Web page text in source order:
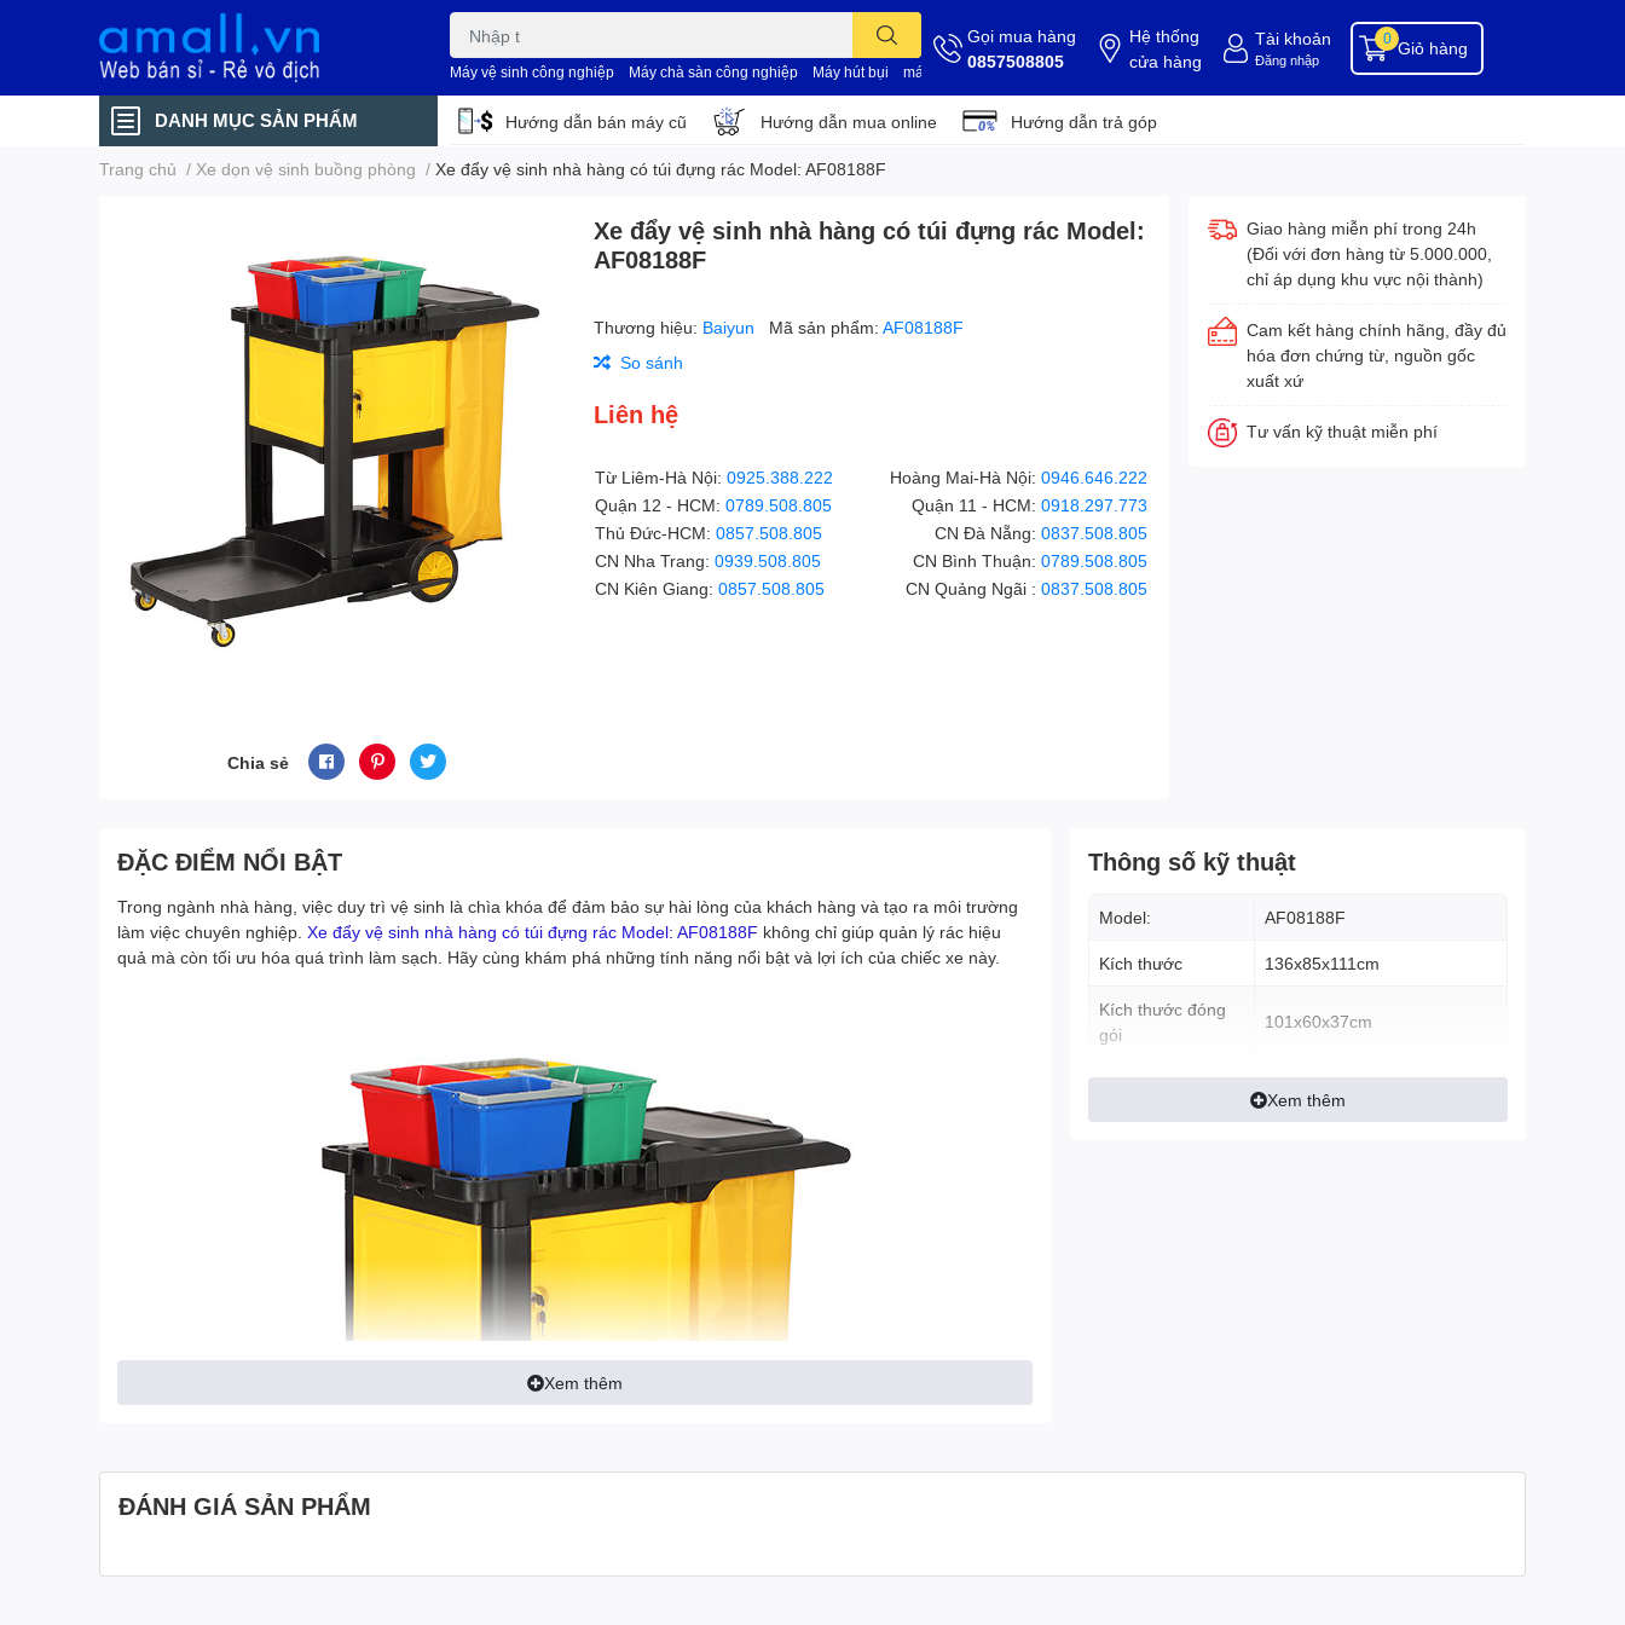
Máy vệ sinh công nghiệp Máy chà sàn công nghiệp Máy hút bụi máy vệ sinh nhà xưởng dụng cụ buồng phòng dụng cụ vệ sinh hóa chất tẩy rửa hóa chất vệ sinh
Gọi mua hàng
0857508805
Hệ thống
cửa hàng
Tài khoản
Đăng nhập
Giỏ hàng
0
DANH MỤC SẢN PHẨM Hướng dẫn bán máy cũ Hướng dẫn mua online Hướng dẫn trả góp
Trang chủ / Xe dọn vệ sinh buồng phòng / Xe đẩy vệ sinh nhà hàng có túi đựng rác Model: AF08188F
Chia sẻ
Xe đẩy vệ sinh nhà hàng có túi đựng rác Model:
AF08188F
Thương hiệu: Baiyun Mã sản phẩm:AF08188F
So sánh
Liên hệ
Từ Liêm-Hà Nội:0925.388.222 Hoàng Mai-Hà Nội:0946.646.222
Quận 12 - HCM:0789.508.805 Quận 11 - HCM:0918.297.773
Thủ Đức-HCM:0857.508.805 CN Đà Nẵng:0837.508.805
CN Nha Trang:0939.508.805 CN Bình Thuận:0789.508.805
CN Kiên Giang:0857.508.805 CN Quảng Ngãi :0837.508.805
Giao hàng miễn phí trong 24h
(Đối với đơn hàng từ 5.000.000,
chỉ áp dụng khu vực nội thành)
Cam kết hàng chính hãng, đầy đủ
hóa đơn chứng từ, nguồn gốc
xuất xứ
Tư vấn kỹ thuật miễn phí
ĐẶC ĐIỂM NỔI BẬT
Trong ngành nhà hàng, việc duy trì vệ sinh là chìa khóa để đảm bảo sự hài lòng của khách hàng và tạo ra môi trường
làm việc chuyên nghiệp. Xe đẩy vệ sinh nhà hàng có túi đựng rác Model: AF08188F không chỉ giúp quản lý rác hiệu
quả mà còn tối ưu hóa quá trình làm sạch. Hãy cùng khám phá những tính năng nổi bật và lợi ích của chiếc xe này.
Xem thêm
Thông số kỹ thuật
Model: AF08188F
Kích thước 136x85x111cm
Kích thước đóng
gói
101x60x37cm
Xem thêm
ĐÁNH GIÁ SẢN PHẨM